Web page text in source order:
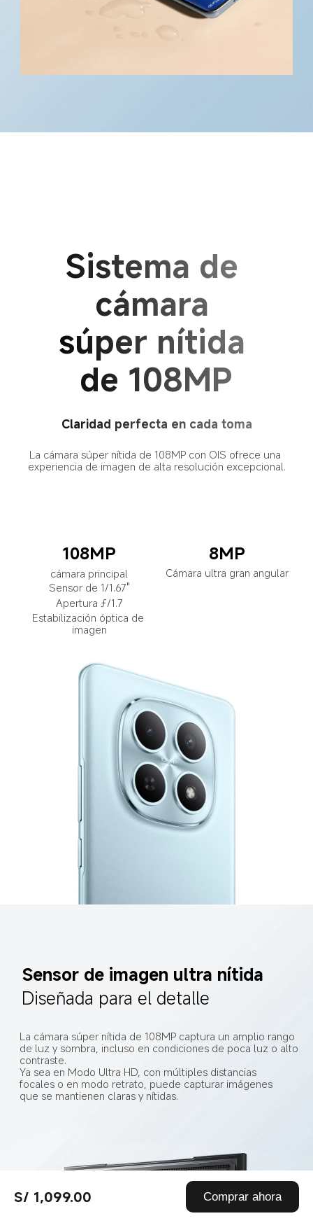
S/ 1,099.00 Comprar ahora
Sistema de
cámara
súper nítida
de 108MP
Claridad perfecta en cada toma
La cámara súper nítida de 108MP con OIS ofrece una
experiencia de imagen de alta resolución excepcional.
108MP
cámara principal
Sensor de 1/1.67"
Apertura ƒ/1.7
Estabilización óptica de
imagen
8MP
Cámara ultra gran angular
Sensor de imagen ultra nítida
Diseñada para el detalle
La cámara súper nítida de 108MP captura un amplio rango
de luz y sombra, incluso en condiciones de poca luz o alto
contraste.
Ya sea en Modo Ultra HD, con múltiples distancias
focales o en modo retrato, puede capturar imágenes
que se mantienen claras y nítidas.